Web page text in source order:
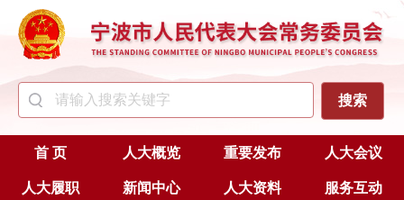
首 页 人大概览 重要发布 人大会议
人大履职 新闻中心 人大资料 服务互动